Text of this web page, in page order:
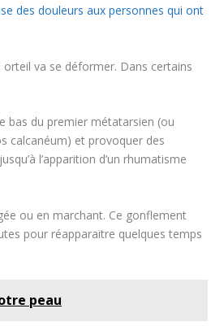
des douleurs aux personnes qui ont
va se déformer. Dans certains
bas du premier métatarsien (ou
calcanéum) et provoquer des
l’apparition d’un rhumatisme
ou en marchant. Ce gonflement
pour réapparaitre quelques temps
peau